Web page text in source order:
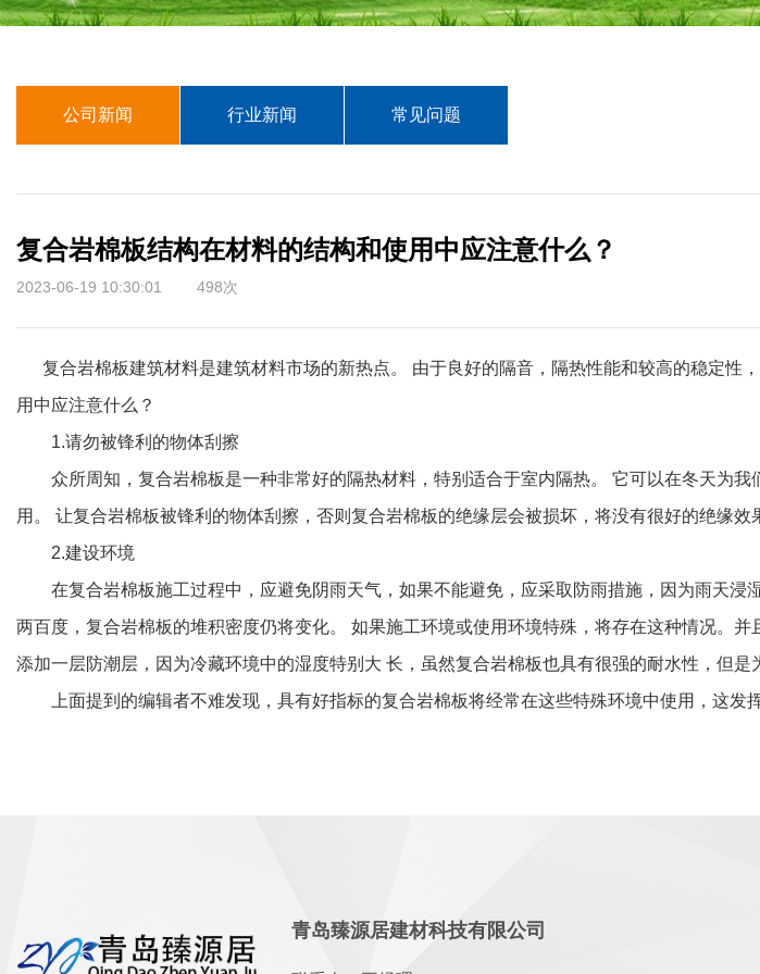
公司新闻 行业新闻 常见问题
复合岩棉板结构在材料的结构和使用中应注意什么？
2023-06-19 10:30:01 498次
复合岩棉板建筑材料是建筑材料市场的新热点。 由于良好的隔音，隔热性能和较高的稳定性
用中应注意什么？
1.请勿被锋利的物体刮擦
众所周知，复合岩棉板是一种非常好的隔热材料，特别适合于室内隔热。 它可以在冬天为我
用。 让复合岩棉板被锋利的物体刮擦，否则复合岩棉板的绝缘层会被损坏，将没有很好的绝缘效
2.建设环境
在复合岩棉板施工过程中，应避免阴雨天气，如果不能避免，应采取防雨措施，因为雨天浸
两百度，复合岩棉板的堆积密度仍将变化。 如果施工环境或使用环境特殊，将存在这种情况。
添加一层防潮层，因为冷藏环境中的湿度特别大 长，虽然复合岩棉板也具有很强的耐水性，但是
上面提到的编辑者不难发现，具有好指标的复合岩棉板将经常在这些特殊环境中使用，这发
青岛臻源居建材科技有限公司